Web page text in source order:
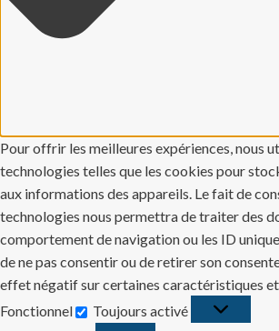
Pour offrir les meilleures expériences, nous
technologies telles que les cookies pour
aux informations des appareils. Le fait de
technologies nous permettra de traiter des
comportement de navigation ou les ID
de ne pas consentir ou de retirer son
effet négatif sur certaines caractéristiques
Fonctionnel
Fonctionnel
Toujours activé